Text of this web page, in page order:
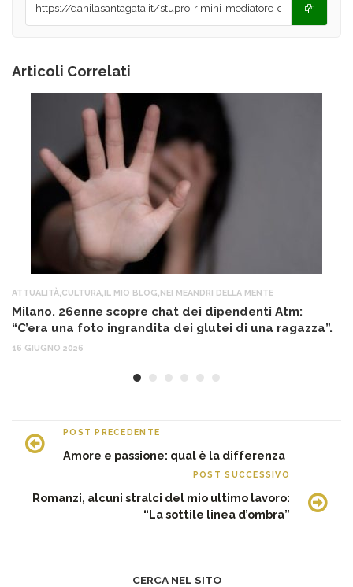
Articoli Correlati
ATTUALITÀ CULTURA IL MIO BLOG NEI MEANDRI DELLA MENTE
Milano. 26enne scopre chat dei dipendenti Atm:
“C’era una foto ingrandita dei glutei di una ragazza”.
16 GIUGNO 2026
POST PRECEDENTE
Amore e passione: qual è la differenza
POST SUCCESSIVO
Romanzi, alcuni stralci del mio ultimo lavoro:
“La sottile linea d’ombra”
CERCA NEL SITO